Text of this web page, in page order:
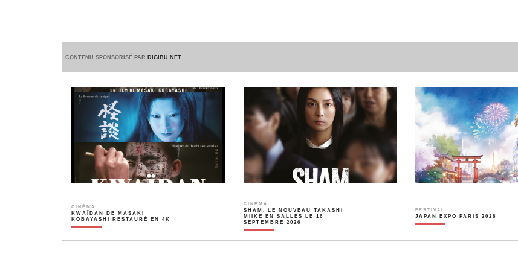
CONTENU SPONSORISÉ PAR DIGIBU.NET
CINÉMA
KWAÏDAN DE MASAKI
KOBAYASHI RESTAURÉ EN 4K
CINÉMA
SHAM, LE NOUVEAU TAKASHI
MIIKE EN SALLES LE 16
SEPTEMBRE 2026
FESTIVAL
JAPAN EXPO PARIS 2026